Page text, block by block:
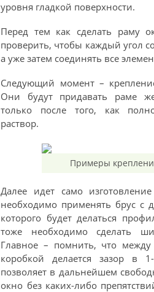
уровня гладкой поверхности.
Перед тем как сделать раму
проверить, чтобы каждый угол
а уже затем соединять все
Следующий момент –
Они будут придавать раме
только после того, как
раствор.
Примеры
Далее идет само
необходимо применять брус с
которого будет делаться
тоже необходимо сделать
Главное – помнить, что
коробкой делается зазор в
позволяет в дальнейшем
окно без каких-либо